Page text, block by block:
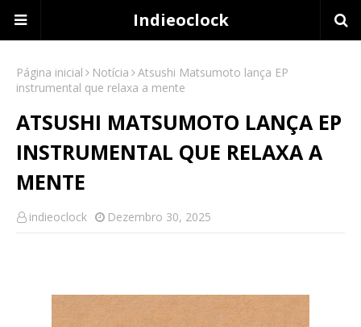
Indieoclock
Página inicial Notícia
Atsushi Matsumoto lança EP
instrumental que relaxa a mente
ATSUSHI MATSUMOTO LANÇA EP
INSTRUMENTAL QUE RELAXA A
MENTE
indieoclock Dezembro 30, 2025